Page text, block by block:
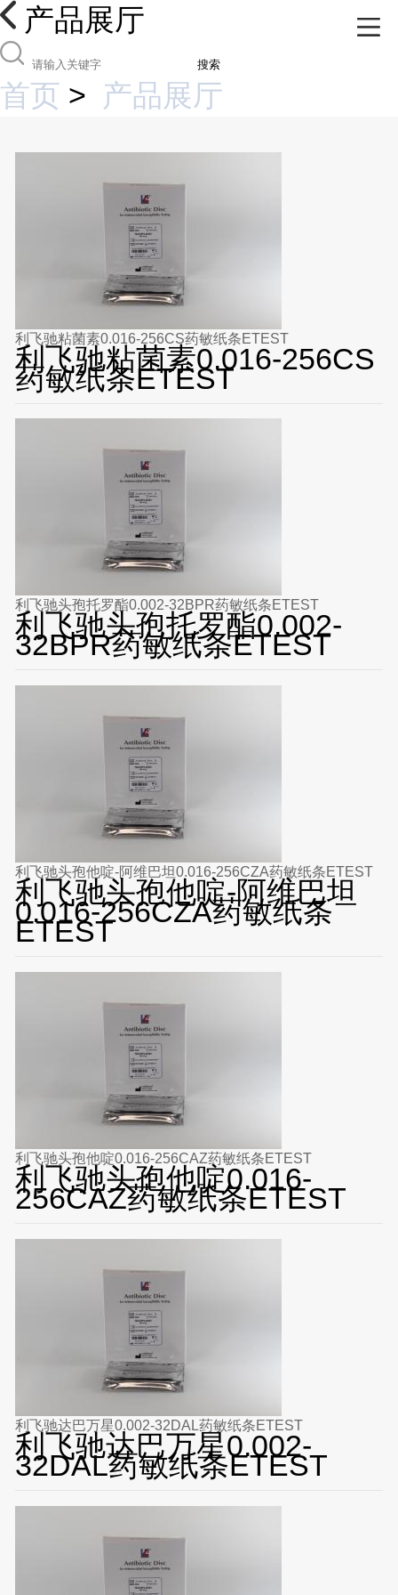
产品展厅
搜索
首页 > 产品展厅
利飞驰粘菌素0.016-256CS药敏纸条ETEST
利飞驰粘菌素0.016-256CS
药敏纸条ETEST
利飞驰头孢托罗酯0.002-32BPR药敏纸条ETEST
利飞驰头孢托罗酯0.002-
32BPR药敏纸条ETEST
利飞驰头孢他啶-阿维巴坦0.016-256CZA药敏纸条ETEST
利飞驰头孢他啶-阿维巴坦
0.016-256CZA药敏纸条
ETEST
利飞驰头孢他啶0.016-256CAZ药敏纸条ETEST
利飞驰头孢他啶0.016-
256CAZ药敏纸条ETEST
利飞驰达巴万星0.002-32DAL药敏纸条ETEST
利飞驰达巴万星0.002-
32DAL药敏纸条ETEST